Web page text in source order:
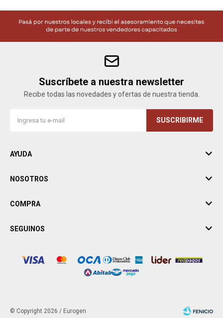
Suscríbete a nuestra newsletter
Recibe todas las novedades y ofertas de nuestra tienda.
SUSCRIBIRME
AYUDA
NOSOTROS
COMPRA
SEGUINOS
© Copyright 2026 / Eurogen